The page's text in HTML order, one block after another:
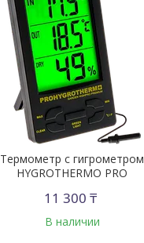
Термометр с гигрометром
HYGROTHERMO PRO
11 300 ₸
В наличии